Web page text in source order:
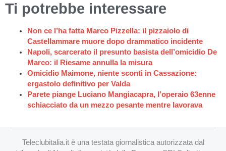
Ti potrebbe interessare
Non ce l’ha fatta Marco Pizzella: il pizzaiolo di
Castellammare muore dopo drammatico incidente
Napoli, scarcerato il presunto basista dell’omicidio De
Marco: il Riesame annulla la misura
Omicidio Maimone, niente sconti in Cassazione:
ergastolo definitivo per Valda
Parete piange Luciano Mangiacapra, l’operaio 63enne
schiacciato da un mezzo pesante mentre lavorava
Teleclubitalia.it è una testata giornalistica autorizzata dal